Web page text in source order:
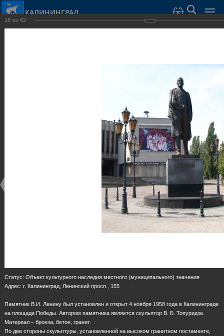
КАЛИНИНГРАД
18 из 62
Статус: Объект культурного наследия местного (муниципального) значения
Адрес: г. Калининград, Ленинский просп., 155
Памятник В.И. Ленину был установлен и открыт 4 ноября 1958 года в Калининграде
на площади Победы. Автором памятника является скульптор В. Б. Топуридзе.
Материал – бронза, бетон, гранит.
По две стороны скульптуры, установленной на высоком гранитном постаменте,